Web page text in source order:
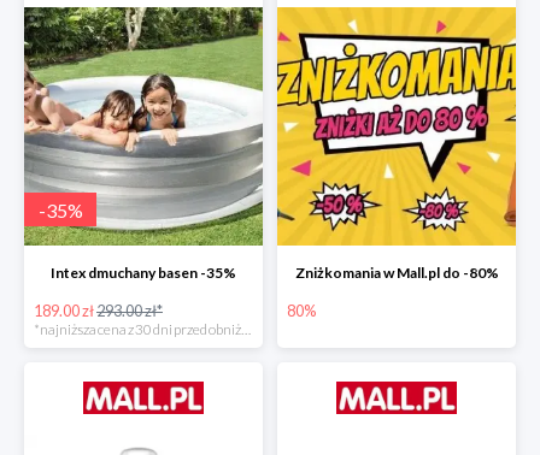
-35%
Intex dmuchany basen -35%
189.00 zł293.00 zł*
Zniżkomania w Mall.pl do -80%
80%